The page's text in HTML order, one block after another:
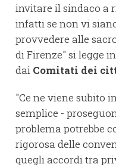
invitare il sindaco a
infatti se non vi
provvedere alle
di Firenze" si legge
dai Comitati dei
"Ce ne viene subito
semplice -
problema potrebbe
rigorosa delle
quegli accordi tra